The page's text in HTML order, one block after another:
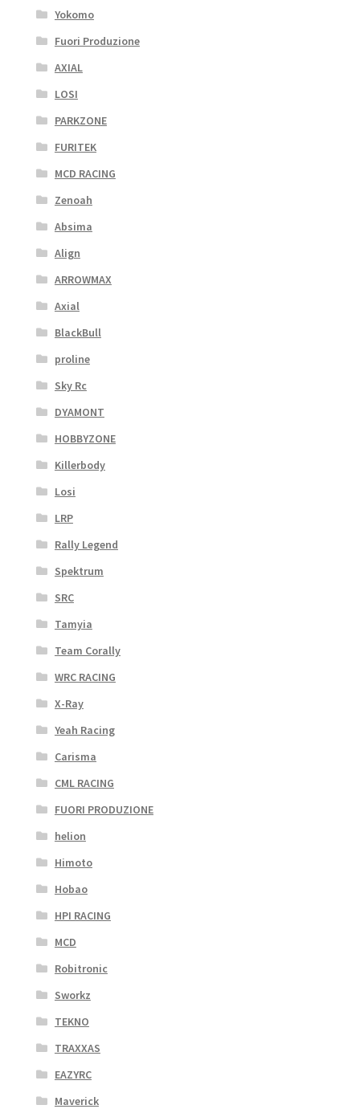
Yokomo
Fuori Produzione
AXIAL
LOSI
PARKZONE
FURITEK
MCD RACING
Zenoah
Absima
Align
ARROWMAX
Axial
BlackBull
proline
Sky Rc
DYAMONT
HOBBYZONE
Killerbody
Losi
LRP
Rally Legend
Spektrum
SRC
Tamyia
Team Corally
WRC RACING
X-Ray
Yeah Racing
Carisma
CML RACING
FUORI PRODUZIONE
helion
Himoto
Hobao
HPI RACING
MCD
Robitronic
Sworkz
TEKNO
TRAXXAS
EAZYRC
Maverick